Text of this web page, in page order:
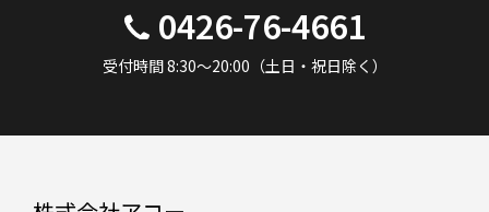
0426-76-4661
受付時間 8:30～20:00（土日・祝日除く）